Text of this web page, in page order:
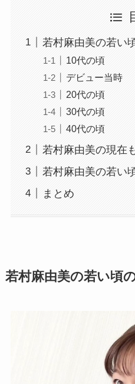
若村麻由美の若い
10代の頃
デビュー当時
20代の頃
30代の頃
40代の頃
若村麻由美の現在
若村麻由美の若い
まとめ
若村麻由美の若い頃